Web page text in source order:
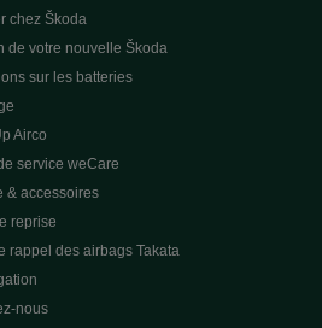
chez Škoda
de votre nouvelle Škoda
sur les batteries
Airco
service weCare
& accessoires
reprise
rappel des airbags Takata
nous